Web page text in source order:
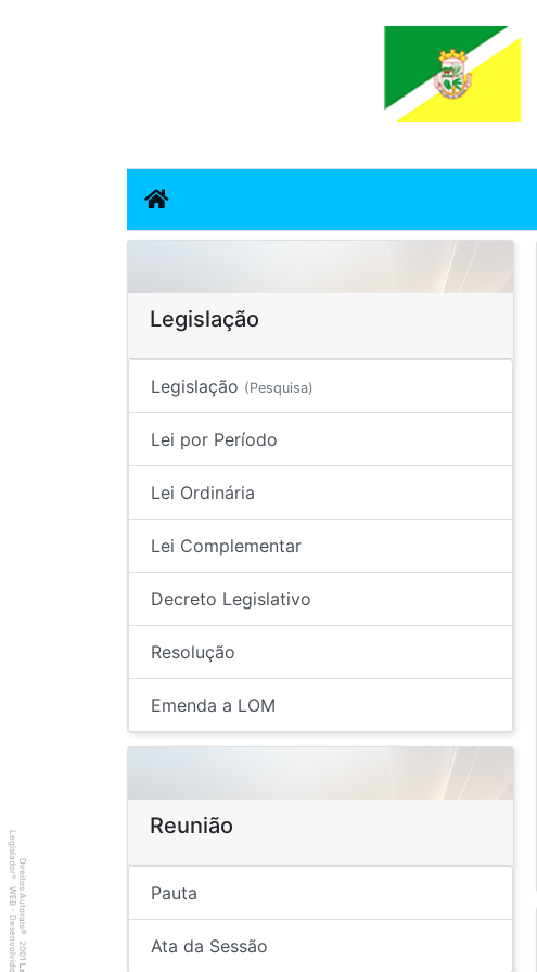
Legislação
Legislação (Pesquisa)
Lei por Período
Lei Ordinária
Lei Complementar
Decreto Legislativo
Resolução
Emenda a LOM
Reunião
Pauta
Ata da Sessão
Direitos Autorais
©
2001
Legislador
®
WEB - Desenvolvido por